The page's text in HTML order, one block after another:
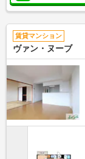
賃貸マンション
ヴァン・ヌーブ